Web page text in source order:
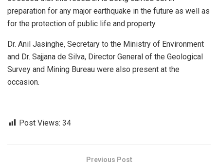
preparation for any major earthquake in the future as well as
for the protection of public life and property.
Dr. Anil Jasinghe, Secretary to the Ministry of Environment
and Dr. Sajjana de Silva, Director General of the Geological
Survey and Mining Bureau were also present at the
occasion.
Post Views: 34
Previous Post